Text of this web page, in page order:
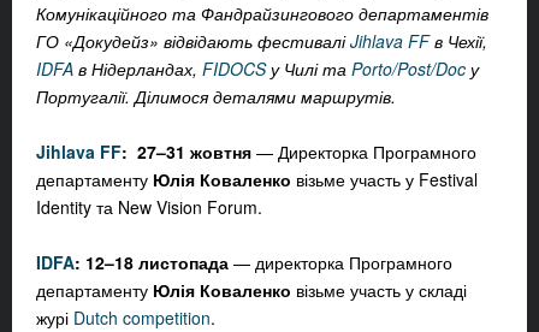
Комунікаційного та Фандрайзингового департаментів
ГО «Докудейз» відвідають фестиваліJihlava FFв Чехії,
IDFA в Нідерландах, FIDOCSу Чилі та Porto/Post/Doc у
Португалії. Ділимося деталями маршрутів.
Jihlava FF: 27–31 жовтня — Директорка Програмного
департаменту Юлія Коваленко візьме участь у Festival
Identity та New Vision Forum.
IDFA: 12–18 листопада — директорка Програмного
департаменту Юлія Коваленко візьме участь у складі
журі Dutch competition.